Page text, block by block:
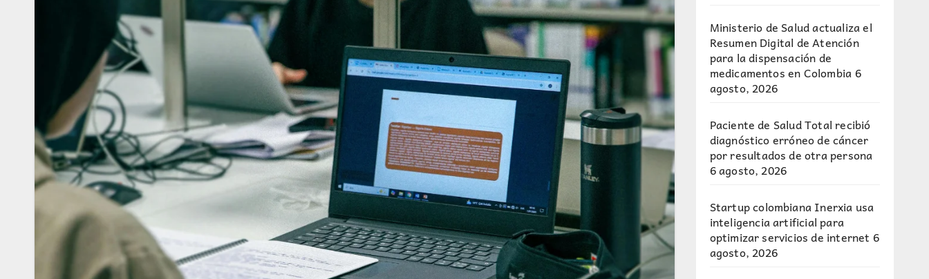
Ministerio de Salud actualiza el
Resumen Digital de Atención
para la dispensación de
medicamentos en Colombia6
agosto, 2026
Paciente de Salud Total recibió
diagnóstico erróneo de cáncer
por resultados de otra persona
6 agosto, 2026
Startup colombiana Inerxia usa
inteligencia artificial para
optimizar servicios de internet 6
agosto, 2026